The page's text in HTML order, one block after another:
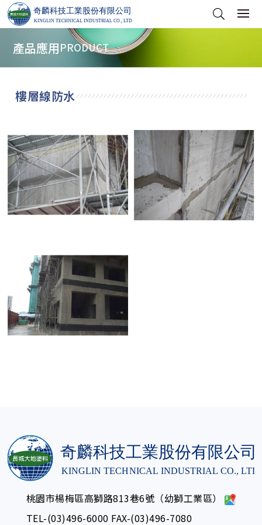
產品應用PRODUCT
樓層線防水
桃園市楊梅區高獅路813巷6號（幼獅工業區）
TEL-(03)496-6000 FAX-(03)496-7080